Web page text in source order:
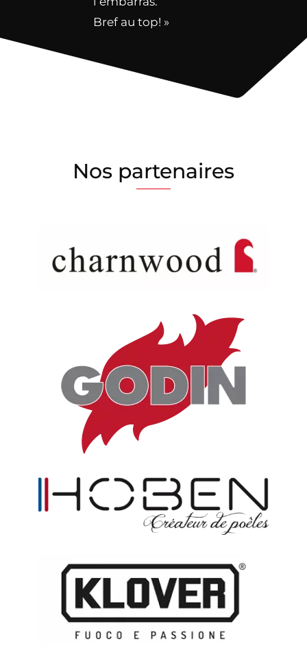
Bref au top! »
Nos partenaires